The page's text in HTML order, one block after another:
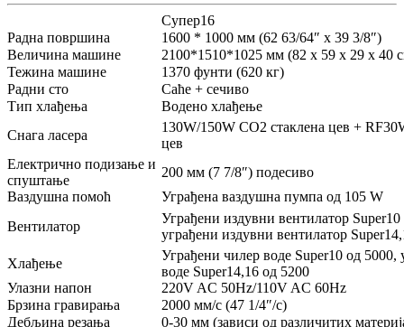
Супер16
Радна површина
1600 * 1000 мм (62 63/64″ x 39 3/8″)
Величина машине
2100*1510*1025 мм (82 x 59 x 29 x 40
Тежина машине
1370 фунти (620 кг)
Радни сто
Саће + сечиво
Тип хлађења
Водено хлађење
Снага ласера
130W/150W CO2 стаклена цев +
цев
Електрично подизање и
спуштање
200 мм (7 7/8″) подесиво
Ваздушна помоћ
Уграђена ваздушна пумпа од 105 W
Вентилатор
Уграђени издувни вентилатор
уграђени издувни вентилатор
Хлађење
Уграђени чилер воде Super10 од 5000,
воде Super14,16 од 5200
Улазни напон
220V AC 50Hz/110V AC 60Hz
Брзина гравирања
2000 мм/с (47 1/4″/с)
Дебљина резања
0-30 мм (зависи од различитих